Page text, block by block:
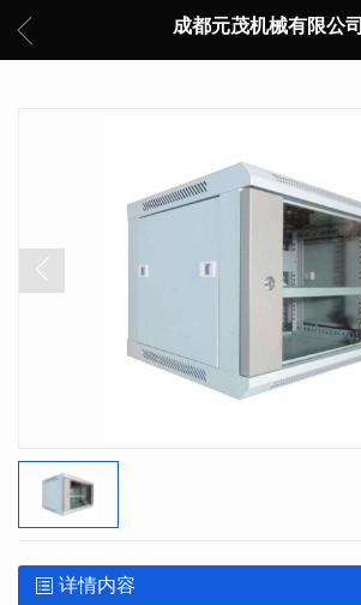
成都元茂机械有限公司
详情内容